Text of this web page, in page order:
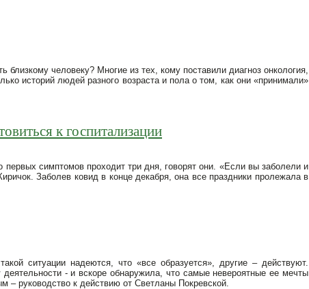
человеку? Многие из тех, кому поставили диагноз онкология,
историй людей разного возраста и пола о том, как они «принимали»
к госпитализации
симптомов проходит три дня, говорят они. «Если вы заболели и
Заболев ковид в конце декабря, она все праздники пролежала в
ситуации надеются, что «все образуется», другие – действуют.
- и вскоре обнаружила, что самые невероятные ее мечты
– руководство к действию от Светланы Покревской.